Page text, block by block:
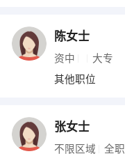
编辑
其他职位
陈女士
资中 大专
其他职位
张女士
不限区域 全职